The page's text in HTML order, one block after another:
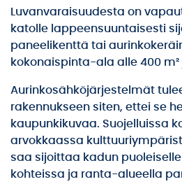
Luvanvaraisuudesta on
katolle lappeensuuntaisesti
paneelikenttä tai
kokonaispinta-ala alle 400 m²
Aurinkosähköjärjestelmät
rakennukseen siten, ettei se
kaupunkikuvaa. Suojelluissa
arvokkaassa
saa sijoittaa kadun puoleiselle
kohteissa ja ranta-alueella